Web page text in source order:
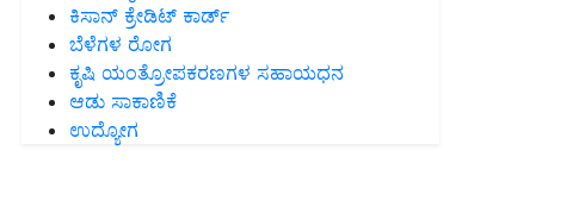
ಕಿಸಾನ್ ಕ್ರೇಡಿಟ್ ಕಾರ್ಡ್
ಬೆಳೆಗಳ ರೋಗ
ಕೃಷಿ ಯಂತ್ರೋಪಕರಣಗಳ ಸಹಾಯಧನ
ಆಡು ಸಾಕಾಣಿಕೆ
ಉದ್ಯೋಗ